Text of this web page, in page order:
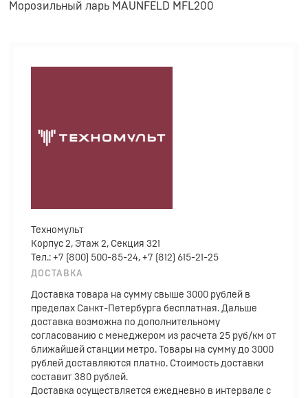
Морозильный ларь MAUNFELD MFL200
Техномульт
Корпус 2, Этаж 2, Секция 321
Тел.: +7 (800) 500-85-24, +7 (812) 615-21-25
ДОСТАВКА
Доставка товара на сумму свыше 3000 рублей в
пределах Санкт-Петербурга бесплатная. Дальше
доставка возможна по дополнительному
согласованию с менеджером из расчета 25 руб/км от
ближайшей станции метро. Товары на сумму до 3000
рублей доставляются платно. Стоимость доставки
составит 380 рублей.
Доставка осуществляется ежедневно в интервале с